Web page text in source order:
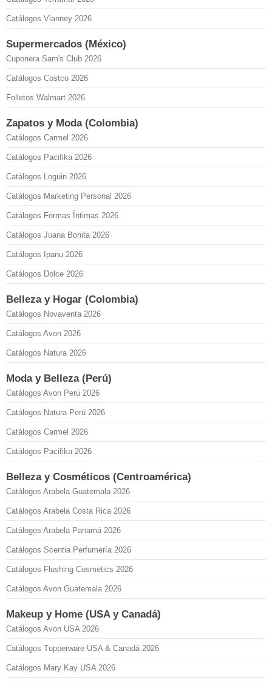
Catálogos Vianney 2026
Supermercados (México)
Cuponera Sam's Club 2026
Catálogos Costco 2026
Folletos Walmart 2026
Zapatos y Moda (Colombia)
Catálogos Carmel 2026
Catálogos Pacifika 2026
Catálogos Loguin 2026
Catálogos Marketing Personal 2026
Catálogos Formas Íntimas 2026
Catálogos Juana Bonita 2026
Catálogos Ipanu 2026
Catálogos Dolce 2026
Belleza y Hogar (Colombia)
Catálogos Novaventa 2026
Catálogos Avon 2026
Catálogos Natura 2026
Moda y Belleza (Perú)
Catálogos Avon Perú 2026
Catálogos Natura Perú 2026
Catálogos Carmel 2026
Catálogos Pacifika 2026
Belleza y Cosméticos (Centroamérica)
Catálogos Arabela Guatemala 2026
Catálogos Arabela Costa Rica 2026
Catálogos Arabela Panamá 2026
Catálogos Scentia Perfumería 2026
Catálogos Flushing Cosmetics 2026
Catálogos Avon Guatemala 2026
Makeup y Home (USA y Canadá)
Catálogos Avon USA 2026
Catálogos Tupperware USA & Canadá 2026
Catálogos Mary Kay USA 2026